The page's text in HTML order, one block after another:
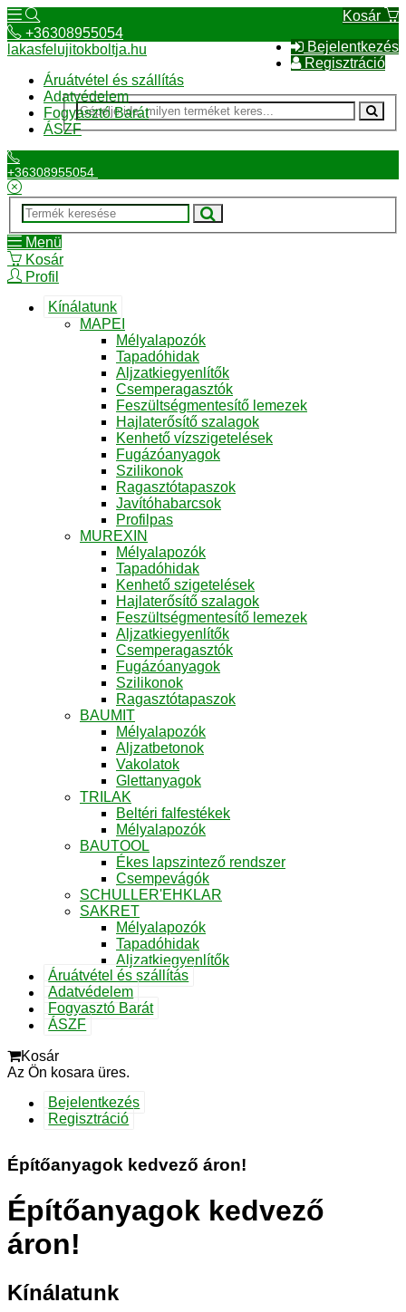
Kosár
Bejelentkezés
Regisztráció
+36308955054
lakasfelujitokboltja.hu
Áruátvétel és szállítás
Adatvédelem
Fogyasztó Barát
ÁSZF
+36308955054
Menü
Kosár
Profil
Kínálatunk
MAPEI
Mélyalapozók
Tapadóhidak
Aljzatkiegyenlítők
Csemperagasztók
Feszültségmentesítő lemezek
Hajlaterősítő szalagok
Kenhető vízszigetelések
Fugázóanyagok
Szilikonok
Ragasztótapaszok
Javítóhabarcsok
Profilpas
MUREXIN
Mélyalapozók
Tapadóhidak
Kenhető szigetelések
Hajlaterősítő szalagok
Feszültségmentesítő lemezek
Aljzatkiegyenlítők
Csemperagasztók
Fugázóanyagok
Szilikonok
Ragasztótapaszok
BAUMIT
Mélyalapozók
Aljzatbetonok
Vakolatok
Glettanyagok
TRILAK
Beltéri falfestékek
Mélyalapozók
BAUTOOL
Ékes lapszintező rendszer
Csempevágók
SCHULLER'EHKLAR
SAKRET
Mélyalapozók
Tapadóhidak
Aljzatkiegyenlítők
Áruátvétel és szállítás
Adatvédelem
Fogyasztó Barát
ÁSZF
Kosár
Az Ön kosara üres.
Bejelentkezés
Regisztráció
Építőanyagok kedvező áron!
Építőanyagok kedvező
áron!
Kínálatunk